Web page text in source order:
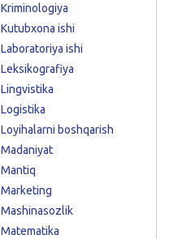
Kriminologiya
Kutubxona ishi
Laboratoriya ishi
Leksikografiya
Lingvistika
Logistika
Loyihalarni boshqarish
Madaniyat
Mantiq
Marketing
Mashinasozlik
Matematika